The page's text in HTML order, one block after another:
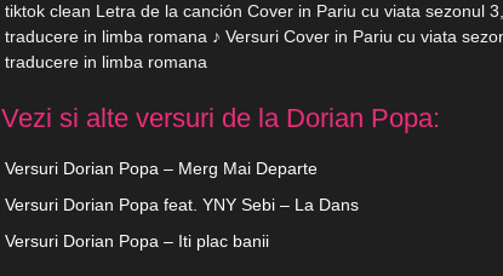
tiktok clean Letra de la canción Cover in Pariu cu viata sezonul
traducere in limba romana ♪ Versuri Cover in Pariu cu viata
traducere in limba romana
Vezi si alte versuri de la Dorian Popa:
Versuri Dorian Popa – Merg Mai Departe
Versuri Dorian Popa feat. YNY Sebi – La Dans
Versuri Dorian Popa – Iti plac banii